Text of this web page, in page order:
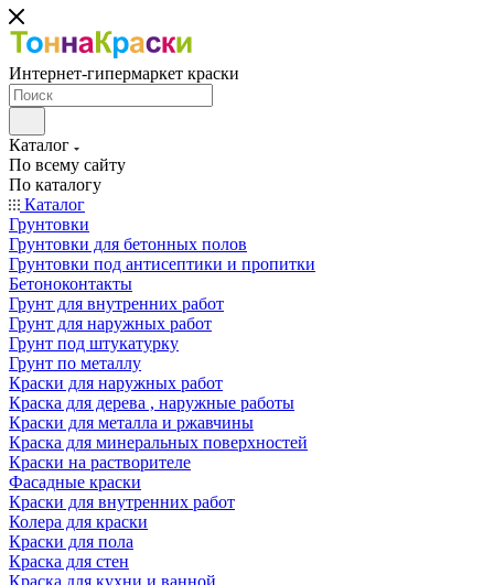
Интернет-гипермаркет краски
Каталог
По всему сайту
По каталогу
Каталог
Грунтовки
Грунтовки для бетонных полов
Грунтовки под антисептики и пропитки
Бетоноконтакты
Грунт для внутренних работ
Грунт для наружных работ
Грунт под штукатурку
Грунт по металлу
Краски для наружных работ
Краска для дерева , наружные работы
Краски для металла и ржавчины
Краска для минеральных поверхностей
Краски на растворителе
Фасадные краски
Краски для внутренних работ
Колера для краски
Краски для пола
Краска для стен
Краска для кухни и ванной